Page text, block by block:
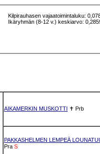
Kilpirauhasen vajaatoimintaluku:
Ikäryhmän (8-12 v.) keskiarvo:
AIKAMERKIN MUSKOTTI ✝ Prb
PAKKASHELMEN LEMPEÄ
Pra S